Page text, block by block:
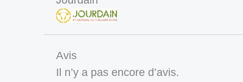
Avis
Il n’y a pas encore d’avis.